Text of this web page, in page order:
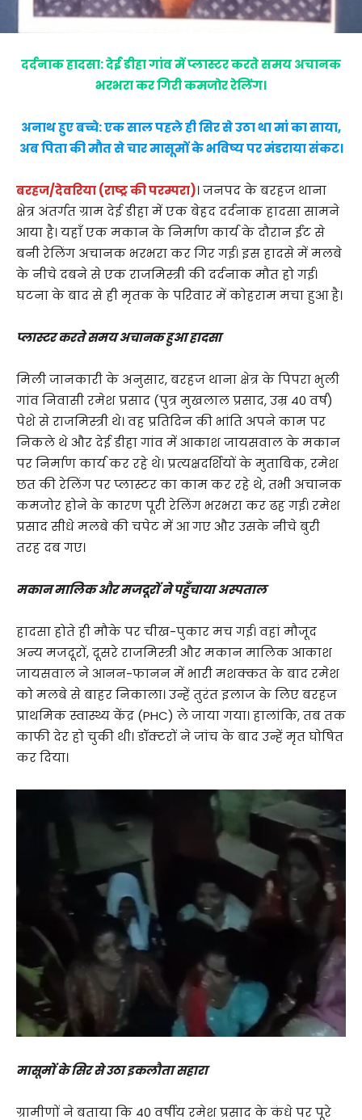
​दर्दनाक हादसा: देई डीहा गांव में प्लास्टर करते समय अचानक
भरभरा कर गिरी कमजोर रेलिंग।
​अनाथ हुए बच्चे: एक साल पहले ही सिर से उठा था मां का साया,
अब पिता की मौत से चार मासूमों के भविष्य पर मंडराया संकट।
​बरहज/देवरिया (राष्ट्र की परम्परा)। जनपद के बरहज थाना
क्षेत्र अंतर्गत ग्राम देई डीहा में एक बेहद दर्दनाक हादसा सामने
आया है। यहाँ एक मकान के निर्माण कार्य के दौरान ईंट से
बनी रेलिंग अचानक भरभरा कर गिर गई। इस हादसे में मलबे
के नीचे दबने से एक राजमिस्त्री की दर्दनाक मौत हो गई।
घटना के बाद से ही मृतक के परिवार में कोहराम मचा हुआ है।
​प्लास्टर करते समय अचानक हुआ हादसा
​मिली जानकारी के अनुसार, बरहज थाना क्षेत्र के पिपरा भुली
गांव निवासी रमेश प्रसाद (पुत्र मुखलाल प्रसाद, उम्र 40 वर्ष)
पेशे से राजमिस्त्री थे। वह प्रतिदिन की भांति अपने काम पर
निकले थे और देई डीहा गांव में आकाश जायसवाल के मकान
पर निर्माण कार्य कर रहे थे। प्रत्यक्षदर्शियों के मुताबिक, रमेश
छत की रेलिंग पर प्लास्टर का काम कर रहे थे, तभी अचानक
कमजोर होने के कारण पूरी रेलिंग भरभरा कर ढह गई। रमेश
प्रसाद सीधे मलबे की चपेट में आ गए और उसके नीचे बुरी
तरह दब गए।
​मकान मालिक और मजदूरों ने पहुँचाया अस्पताल
​हादसा होते ही मौके पर चीख-पुकार मच गई। वहां मौजूद
अन्य मजदूरों, दूसरे राजमिस्त्री और मकान मालिक आकाश
जायसवाल ने आनन-फानन में भारी मशक्कत के बाद रमेश
को मलबे से बाहर निकाला। उन्हें तुरंत इलाज के लिए बरहज
प्राथमिक स्वास्थ्य केंद्र (PHC) ले जाया गया। हालांकि, तब तक
काफी देर हो चुकी थी। डॉक्टरों ने जांच के बाद उन्हें मृत घोषित
कर दिया।
​मासूमों के सिर से उठा इकलौता सहारा
ग्रामीणों ने बताया कि 40 वर्षीय रमेश प्रसाद के कंधे पर पूरे